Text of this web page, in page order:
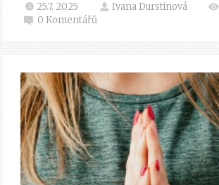
25.7. 2025 Ivana Durstinová
0 Komentářů